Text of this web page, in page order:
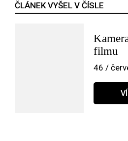
ČLÁNEK VYŠEL V ČÍSLE
filmu
46 /